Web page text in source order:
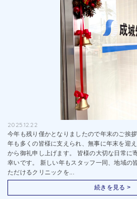
2025.12.22
今年も残り僅かとなりましたので年末のご挨
年も多くの皆様に支えられ、無事に年末を迎
から御礼申し上げます。 皆様の大切な日常に
幸いです。 新しい年もスタッフ一同、地域の
ただけるクリニックを...
続きを見る >